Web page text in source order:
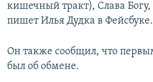
кишечный тракт), Слава
пишет Илья Дудка в Фейсбуке.
Он также сообщил, что
был об обмене.